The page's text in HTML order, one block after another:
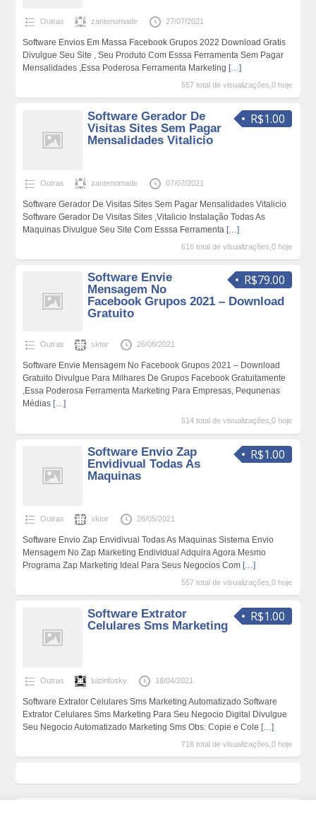
Outras zantenomade 27/07/2021
Software Envios Em Massa Facebook Grupos 2022 Download Gratis
Divulgue Seu Site , Seu Produto Com Esssa Ferramenta Sem Pagar
Mensalidades ,Essa Poderosa Ferramenta Marketing […]
557 total de visualizações,0 hoje
R$1.00
Software Gerador De
Visitas Sites Sem Pagar
Mensalidades Vitalicio
Outras zantenomade 07/07/2021
Software Gerador De Visitas Sites Sem Pagar Mensalidades Vitalicio
Software Gerador De Visitas Sites ,Vitalicio Instalação Todas As
Maquinas Divulgue Seu Site Com Esssa Ferramenta […]
616 total de visualizações,0 hoje
R$79.00
Software Envie
Mensagem No
Facebook Grupos 2021 – Download
Gratuito
Outras sktor 26/06/2021
Software Envie Mensagem No Facebook Grupos 2021 – Download
Gratuito Divulgue Para Milhares De Grupos Facebook Gratuitamente
,Essa Poderosa Ferramenta Marketing Para Empresas, Pequnenas
Médias […]
514 total de visualizações,0 hoje
R$1.00
Software Envio Zap
Envidivual Todas As
Maquinas
Outras sktor 26/05/2021
Software Envio Zap Envidivual Todas As Maquinas Sistema Envio
Mensagem No Zap Marketing Endividual Adquira Agora Mesmo
Programa Zap Marketing Ideal Para Seus Negocios Com […]
557 total de visualizações,0 hoje
R$1.00
Software Extrator
Celulares Sms Marketing
Outras luizinfosky 18/04/2021
Software Extrator Celulares Sms Marketing Automatizado Software
Extrator Celulares Sms Marketing Para Seu Negocio Digital Divulgue
Seu Negocio Automatizado Marketing Sms Obs: Copie e Cole […]
718 total de visualizações,0 hoje